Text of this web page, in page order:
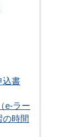
込書
e-ラー
の時間